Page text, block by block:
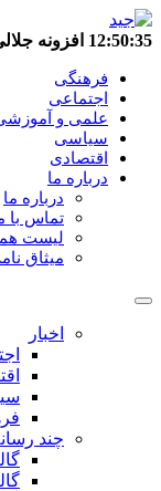
12:50:36 افزونه
فرهنگی
اجتماعی
علمی و
سیاسی
اقتصادی
درباره ما
درباره ما
تماس با
لیست
میثاق
اخبار
چند